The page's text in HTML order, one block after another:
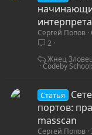
Сергей Попов
2
Codeby
Жнец
Статья
портов:
masscan
Сергей Попов